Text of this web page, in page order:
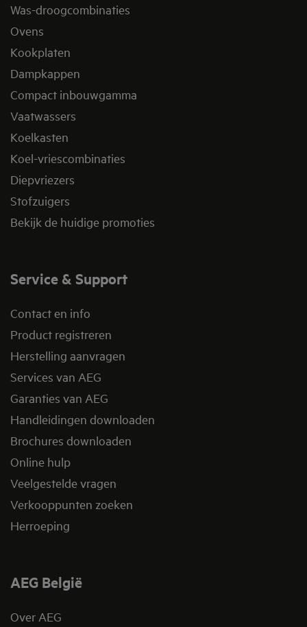
Was-droogcombinaties
Ovens
Kookplaten
Dampkappen
Compact inbouwgamma
Vaatwassers
Koelkasten
Koel-vriescombinaties
Diepvriezers
Stofzuigers
Bekijk de huidige promoties
Service & Support
Contact en info
Product registreren
Herstelling aanvragen
Services van AEG
Garanties van AEG
Handleidingen downloaden
Brochures downloaden
Online hulp
Veelgestelde vragen
Verkooppunten zoeken
Herroeping
AEG België
Over AEG